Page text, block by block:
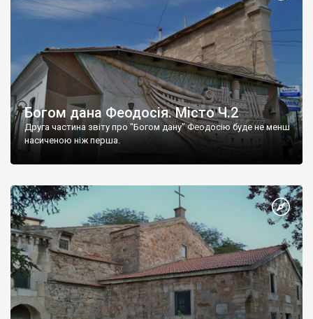
Богом дана Феодосія. Місто Ч.2
Друга частина звіту про "Богом дану" Феодосію буде не менш
насиченою ніж перша.